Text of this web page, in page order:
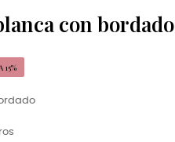
con bordado
15%